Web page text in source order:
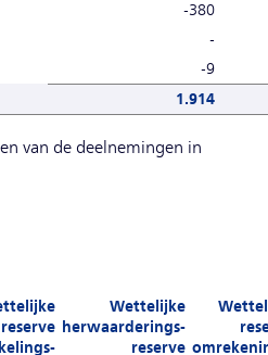
-380
-
-9
1.914
van de deelnemingen in
reserve
Wettelijke
herwaarderings-
reserve